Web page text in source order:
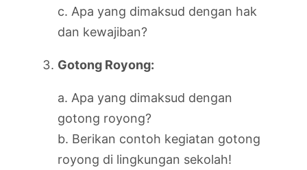
c. Apa yang dimaksud dengan hak
dan kewajiban?
Gotong Royong:
a. Apa yang dimaksud dengan
gotong royong?
b. Berikan contoh kegiatan gotong
royong di lingkungan sekolah!